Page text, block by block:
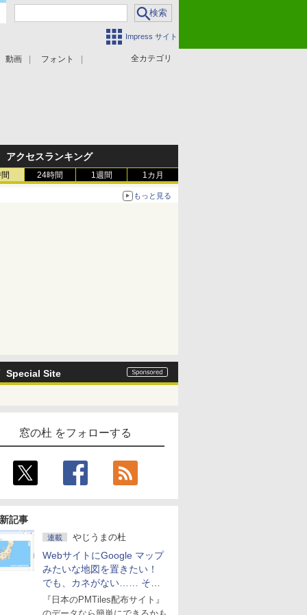
Impress サイト
全カテゴリ
動画 フォント
アクセスランキング
24時間 1週間 1カ月
もっと見る
Special Site
窓の杜 をフォローする
記事
連載 やじうまの杜
WebサイトにGoogle マップ
みたいな地図を置きたい！
でも、カネがない…… そん
な人に朗報！
『日本のPMTiles配布サイト』